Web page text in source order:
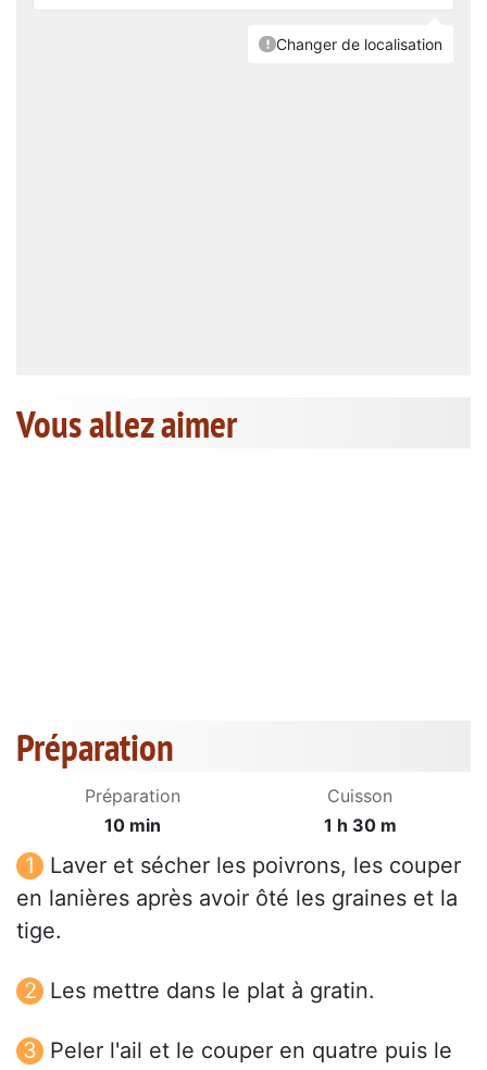
Vous allez aimer
Préparation
Préparation
10 min
Cuisson
1 h 30 m
Laver et sécher les poivrons, les couper
en lanières après avoir ôté les graines et la
tige.
Les mettre dans le plat à gratin.
Peler l'ail et le couper en quatre puis le